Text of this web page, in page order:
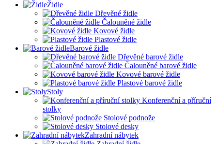
Židle
Dřevěné židle
Čalouněné židle
Kovové židle
Plastové židle
Barové židle
Dřevěné barové židle
Čalouněné barové židle
Kovové barové židle
Plastové barové židle
Stoly
Konferenční a příruční
stolky
Stolové podnože
Stolové desky
Zahradní nábytek